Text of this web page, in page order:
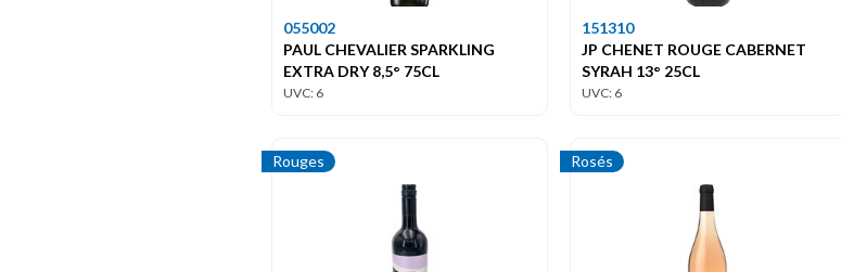
055002
PAUL CHEVALIER SPARKLING
EXTRA DRY 8,5° 75CL
UVC: 6
151310
JP CHENET ROUGE CABERNET
SYRAH 13° 25CL
UVC: 6
Rouges Rosés